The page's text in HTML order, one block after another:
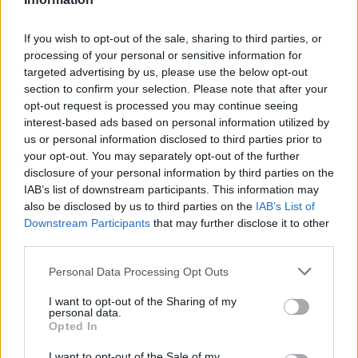
If you wish to opt-out of the sale, sharing to third parties, or
processing of your personal or sensitive information for
targeted advertising by us, please use the below opt-out
section to confirm your selection. Please note that after your
opt-out request is processed you may continue seeing
interest-based ads based on personal information utilized by
us or personal information disclosed to third parties prior to
your opt-out. You may separately opt-out of the further
disclosure of your personal information by third parties on the
IAB’s list of downstream participants. This information may
also be disclosed by us to third parties on the IAB’s List of
Downstream Participants that may further disclose it to other
Please note that this website/app uses one or more Google
not limited to your visit or usage behaviour. You may click to
grant or deny consent to Google and its third-party tags to
use your data for below specified purposes in below Google
consent section.
Personal Data Processing Opt Outs
I want to opt-out of the Sharing of my
personal data.
Opted In
évre elegendő erőforrásait
Aktuális
Open Orfű: mozgás, zene, közösség
HÍRLEVÉL
Név
E-mail cím